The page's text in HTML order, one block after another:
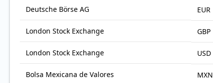
Deutsche Börse AG EUR
London Stock Exchange GBP
London Stock Exchange USD
Bolsa Mexicana de Valores MXN